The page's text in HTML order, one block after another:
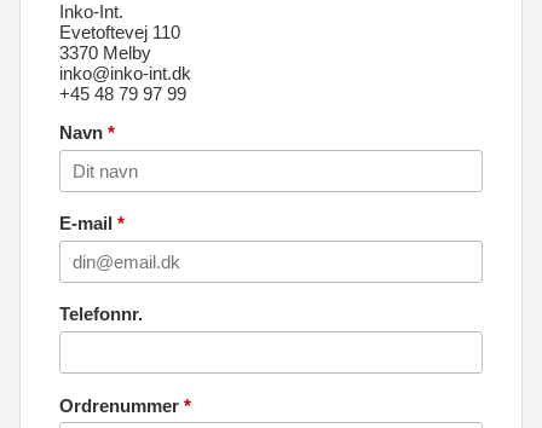
Inko-Int.
Evetoftevej 110
3370 Melby
inko@inko-int.dk
+45 48 79 97 99
Navn *
E-mail *
Telefonnr.
Ordrenummer *